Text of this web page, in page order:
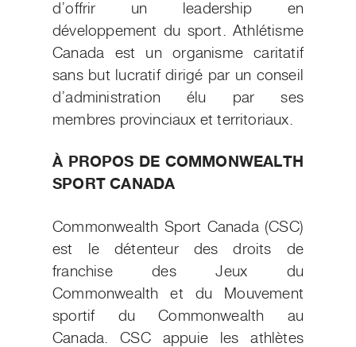
d’offrir un leadership en
développement du sport. Athlétisme
Canada est un organisme caritatif
sans but lucratif dirigé par un conseil
d’administration élu par ses
membres provinciaux et territoriaux.
À PROPOS DE COMMONWEALTH
SPORT CANADA
Commonwealth Sport Canada (CSC)
est le détenteur des droits de
franchise des Jeux du
Commonwealth et du Mouvement
sportif du Commonwealth au
Canada. CSC appuie les athlètes